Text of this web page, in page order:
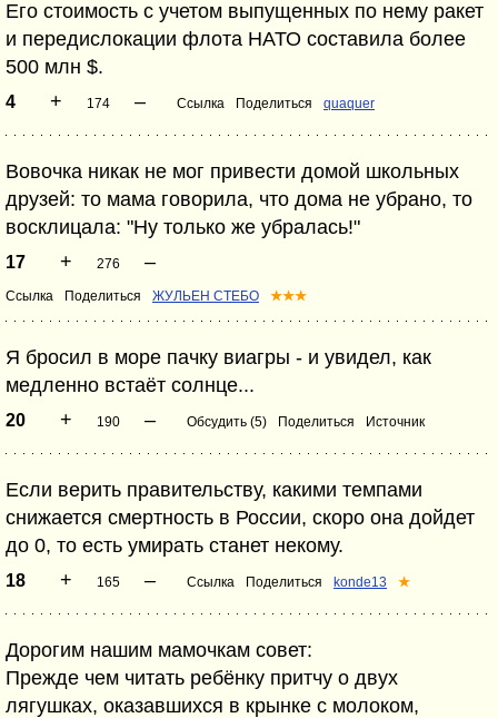
Его стоимость с учетом выпущенных по нему ракет
и передислокации флота НАТО составила более
500 млн $.
4 + 174 – Ссылка Поделиться quaquer
Вовочка никак не мог привести домой школьных
друзей: то мама говорила, что дома не убрано, то
восклицала: "Ну только же убралась!"
17 + 276 –
Ссылка Поделиться ЖУЛЬЕН СТЕБО ★★★
Я бросил в море пачку виагры - и увидел, как
медленно встаёт солнце...
20 + 190 – Обсудить (5) Поделиться Источник
Если верить правительству, какими темпами
снижается смертность в России, скоро она дойдет
до 0, то есть умирать станет некому.
18 + 165 – Ссылка Поделиться konde13 ★
Дорогим нашим мамочкам совет:
Прежде чем читать ребёнку притчу о двух
лягушках, оказавшихся в крынке с молоком,